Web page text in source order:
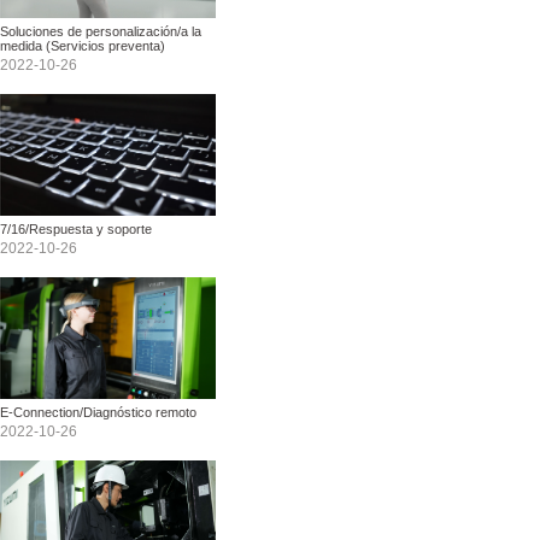
Soluciones de personalización/a la
medida (Servicios preventa)
2022-10-26
7/16/Respuesta y soporte
2022-10-26
E-Connection/Diagnóstico remoto
2022-10-26